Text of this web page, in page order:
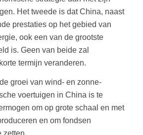
Het tweede is dat China, naast
prestaties op het gebied van
ook een van de grootste
is. Geen van beide zal
termijn veranderen.
groei van wind- en zonne-
voertuigen in China is te
om op grote schaal en met
en om fondsen